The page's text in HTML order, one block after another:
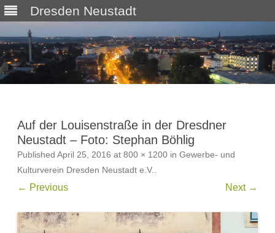
Dresden Neustadt
Auf der Louisenstraße in der Dresdner
Neustadt – Foto: Stephan Böhlig
Published April 25, 2016 at 800 × 1200 in Gewerbe- und
Kulturverein Dresden Neustadt e.V.
← Previous Next →